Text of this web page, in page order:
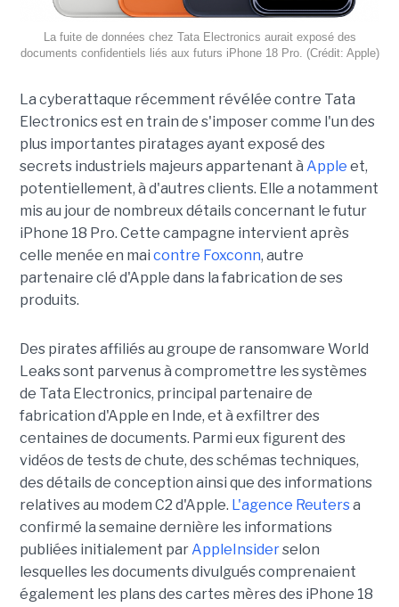
La fuite de données chez Tata Electronics aurait exposé des
documents confidentiels liés aux futurs iPhone 18 Pro. (Crédit: Apple)
La cyberattaque récemment révélée contre Tata
Electronics est en train de s'imposer comme l'un des
plus importantes piratages ayant exposé des
secrets industriels majeurs appartenant à Apple et,
potentiellement, à d'autres clients. Elle a notamment
mis au jour de nombreux détails concernant le futur
iPhone 18 Pro. Cette campagne intervient après
celle menée en mai contre Foxconn, autre
partenaire clé d'Apple dans la fabrication de ses
produits.
Des pirates affiliés au groupe de ransomware World
Leaks sont parvenus à compromettre les systèmes
de Tata Electronics, principal partenaire de
fabrication d'Apple en Inde, et à exfiltrer des
centaines de documents. Parmi eux figurent des
vidéos de tests de chute, des schémas techniques,
des détails de conception ainsi que des informations
relatives au modem C2 d'Apple. L'agence Reutersa
confirmé la semaine dernière les informations
publiées initialement parAppleInsiderselon
lesquelles les documents divulgués comprenaient
également les plans des cartes mères des iPhone 18